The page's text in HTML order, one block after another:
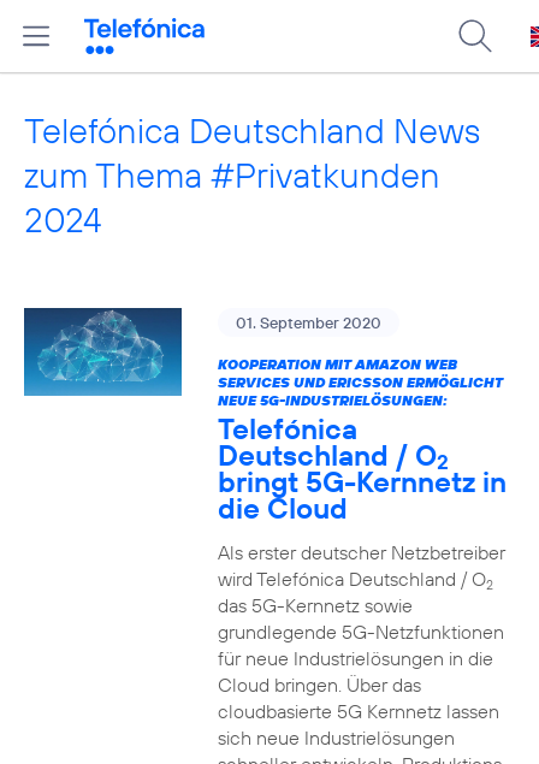
Telefónica Deutschland News
zum Thema #Privatkunden
2024
01. September 2020
KOOPERATION MIT AMAZON WEB
SERVICES UND ERICSSON ERMÖGLICHT
NEUE 5G-INDUSTRIELÖSUNGEN:
Telefónica
Deutschland / O2
bringt 5G-Kernnetz in
die Cloud
Als erster deutscher Netzbetreiber
wird Telefónica Deutschland / O2
das 5G-Kernnetz sowie
grundlegende 5G-Netzfunktionen
für neue Industrielösungen in die
Cloud bringen. Über das
cloudbasierte 5G Kernnetz lassen
sich neue Industrielösungen